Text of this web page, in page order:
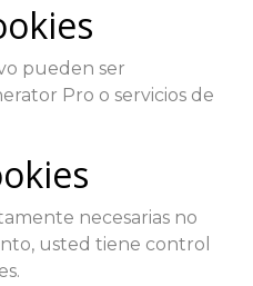
pueden ser
Pro o servicios de
necesarias no
usted tiene control